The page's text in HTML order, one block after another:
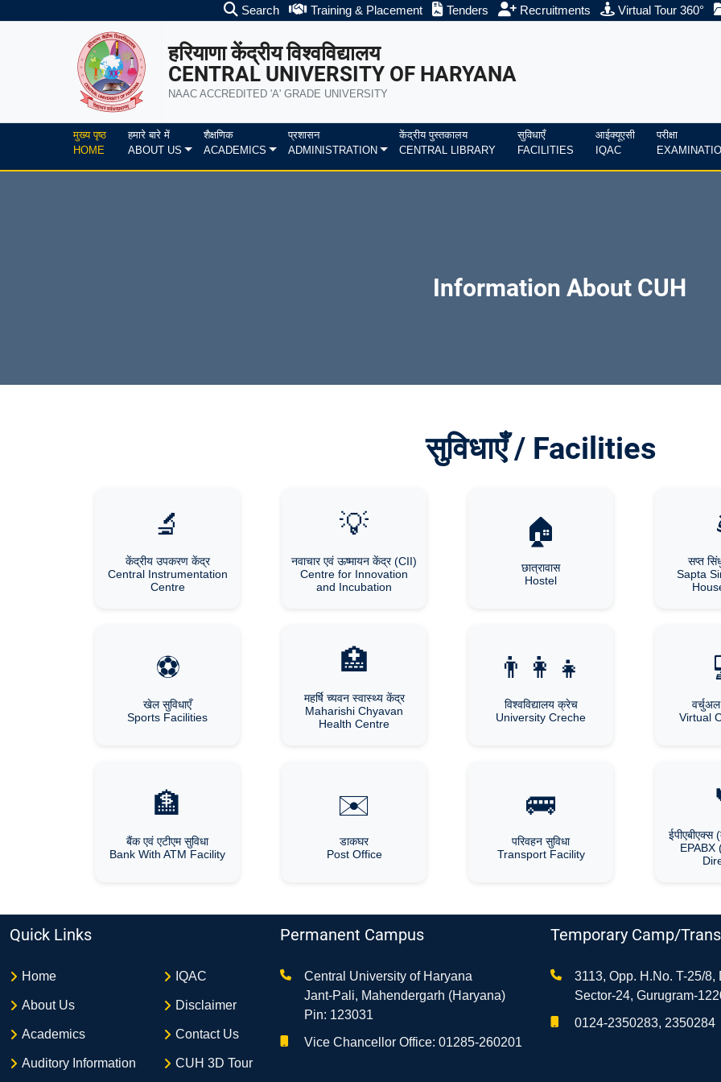
Search Training & Placement Tenders Recruitments Virtual Tour 360°
हरियाणा केंद्रीय विश्वविद्यालय
CENTRAL UNIVERSITY OF HARYANA
NAAC ACCREDITED 'A' GRADE UNIVERSITY
मुख्य पृष्ठ
HOME
हमारे बारे में
ABOUT US
शैक्षणिक
ACADEMICS
प्रशासन
ADMINISTRATION
केंद्रीय पुस्तकालय
CENTRAL LIBRARY
सुविधाएँ
FACILITIES
आईक्यूएसी
IQAC
परीक्षा
Information About CUH
सुविधाएँ / Facilities
🔬
केंद्रीय उपकरण केंद्र
Central Instrumentation
Centre
💡
नवाचार एवं ऊष्मायन केंद्र (CII)
Centre for Innovation
and Incubation
🏠
छात्रावास
Hostel
सप्त
Sapta
⚽
खेल सुविधाएँ
Sports Facilities
🏥
महर्षि च्यवन स्वास्थ्य केंद्र
Maharishi Chyavan
Health Centre
👨‍👩‍👧
विश्वविद्यालय क्रेच
University Creche
Virtual
🏦
बैंक एवं एटीएम सुविधा
Bank With ATM Facility
✉️
डाकघर
Post Office
🚌
परिवहन सुविधा
Transport Facility
ईपीएबीएक्स
EPABX
Quick Links
Home
About Us
Academics
Auditory Information
IQAC
Disclaimer
Contact Us
CUH 3D Tour
Permanent Campus
Central University of Haryana
Jant-Pali, Mahendergarh (Haryana)
Pin: 123031
Vice Chancellor Office: 01285-260201
Temporary Camp/
3113, Opp. H.No. T-25/8,
Sector-24, Gurugram-
0124-2350283, 2350284